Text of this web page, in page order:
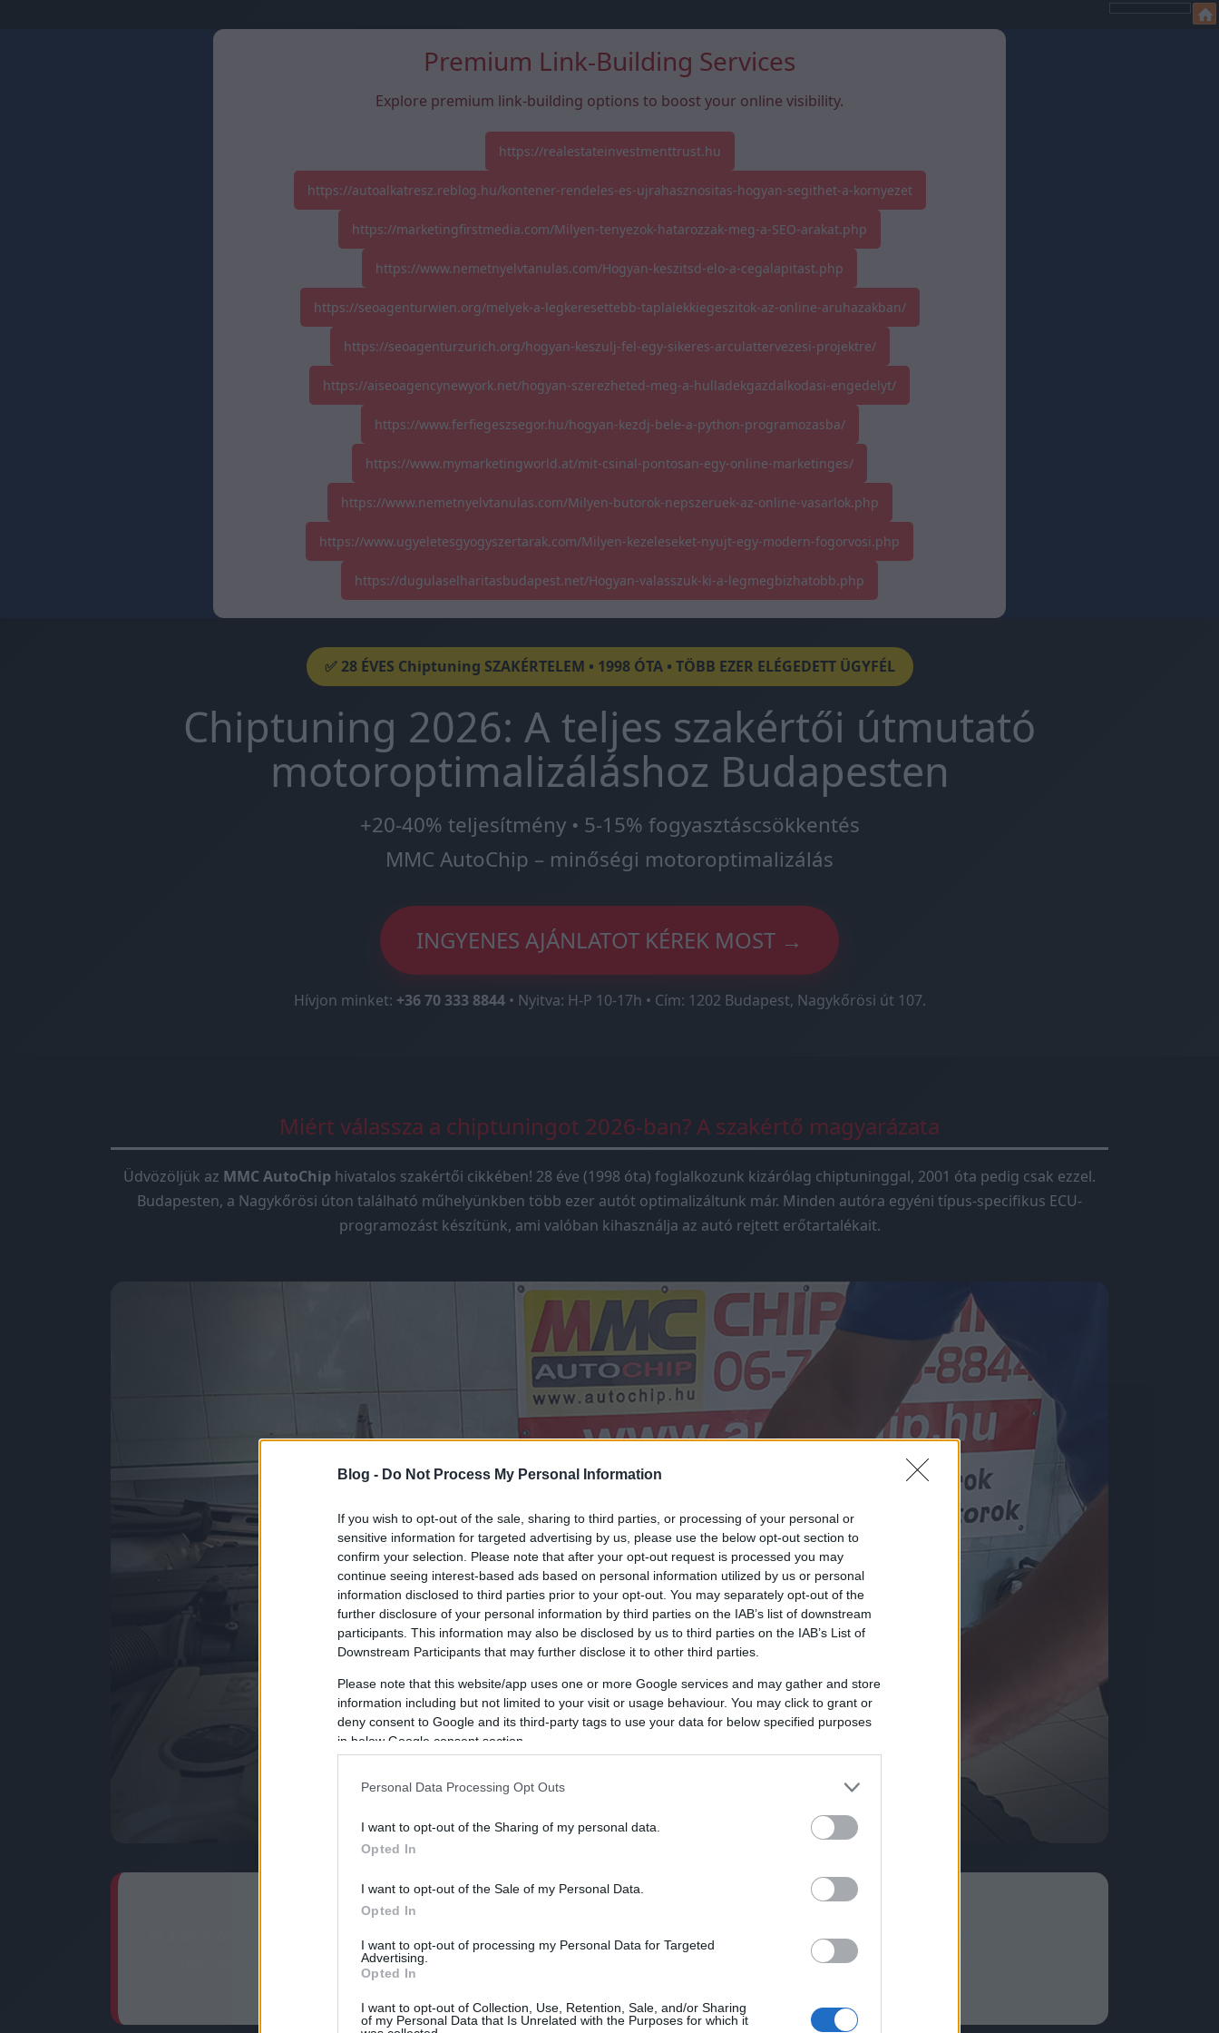
Blog - Do Not Process My Personal Information
If you wish to opt-out of the sale, sharing to third parties, or processing of your personal or
sensitive information for targeted advertising by us, please use the below opt-out section to
confirm your selection. Please note that after your opt-out request is processed you may
continue seeing interest-based ads based on personal information utilized by us or personal
information disclosed to third parties prior to your opt-out. You may separately opt-out of the
further disclosure of your personal information by third parties on the IAB’s list of downstream
participants. This information may also be disclosed by us to third parties on the IAB’s List of
Downstream Participants that may further disclose it to other third parties.
Please note that this website/app uses one or more Google services and may gather and store
information including but not limited to your visit or usage behaviour. You may click to grant or
deny consent to Google and its third-party tags to use your data for below specified purposes
in below Google consent section.
Personal Data Processing Opt Outs
I want to opt-out of the Sharing of my personal data.
Opted In
I want to opt-out of the Sale of my Personal Data.
Opted In
I want to opt-out of processing my Personal Data for Targeted
Advertising.
Opted In
I want to opt-out of Collection, Use, Retention, Sale, and/or Sharing
of my Personal Data that Is Unrelated with the Purposes for which it
Premium Link-Building Services
Explore premium link-building options to boost your online visibility.
https://realestateinvestmenttrust.hu
https://autoalkatresz.reblog.hu/kontener-rendeles-es-ujrahasznositas-hogyan-segithet-a-kornyezet
https://marketingfirstmedia.com/Milyen-tenyezok-hatarozzak-meg-a-SEO-arakat.php
https://www.nemetnyelvtanulas.com/Hogyan-keszitsd-elo-a-cegalapitast.php
https://seoagenturwien.org/melyek-a-legkeresettebb-taplalekkiegeszitok-az-online-aruhazakban/
https://seoagenturzurich.org/hogyan-keszulj-fel-egy-sikeres-arculattervezesi-projektre/
https://aiseoagencynewyork.net/hogyan-szerezheted-meg-a-hulladekgazdalkodasi-engedelyt/
https://www.ferfiegeszsegor.hu/hogyan-kezdj-bele-a-python-programozasba/
https://www.mymarketingworld.at/mit-csinal-pontosan-egy-online-marketinges/
https://www.nemetnyelvtanulas.com/Milyen-butorok-nepszeruek-az-online-vasarlok.php
https://www.ugyeletesgyogyszertarak.com/Milyen-kezeleseket-nyujt-egy-modern-fogorvosi.php
https://dugulaselharitasbudapest.net/Hogyan-valasszuk-ki-a-legmegbizhatobb.php
✅ 28 ÉVES Chiptuning SZAKÉRTELEM • 1998 ÓTA • TÖBB EZER ELÉGEDETT ÜGYFÉL
Chiptuning 2026: A teljes szakértői útmutató
motoroptimalizáláshoz Budapesten
+20-40% teljesítmény • 5-15% fogyasztáscsökkentés
MMC AutoChip – minőségi motoroptimalizálás
INGYENES AJÁNLATOT KÉREK MOST →
Hívjon minket: +36 70 333 8844• Nyitva: H-P 10-17h • Cím: 1202 Budapest, Nagykőrösi út 107.
Miért válassza a chiptuningot 2026-ban? A szakértő magyarázata
Üdvözöljük az MMC AutoChip hivatalos szakértői cikkében! 28 éve (1998 óta) foglalkozunk kizárólag chiptuninggal, 2001 óta pedig csak ezzel.
Budapesten, a Nagykőrösi úton található műhelyünkben több ezer autót optimalizáltunk már. Minden autóra egyéni típus-specifikus ECU-
programozást készítünk, ami valóban kihasználja az autó rejtett erőtartalékait.
Az autó motorvezérlő számítógépének (ECU) átprogramozása OBD-csatlakozón keresztül. Nem hardver-csere, nem turbócsere – csak a
gyári szoftver finomhangolása 6-8 paraméteren (üzemanyag, turbónyomás, előgyújtás, gázpedál-reakció stb.). Eredeti szoftvert